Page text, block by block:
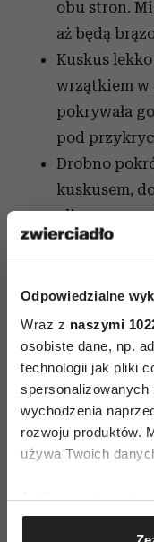
Odpowiedzialne
Wraz z naszymi
osobiste dane, np.
technologii jak pliki
wychodzenia
rozwoju produktów.
używa Twoich
Jeśli wyrazisz na to
Gromadzić
obu stron.
aż będą
Kuskus
wrzątkiem w
pokrywała
pod
Drobno
kuskusem,
oliwą.
Rozłóż
Skrop
cytryny.